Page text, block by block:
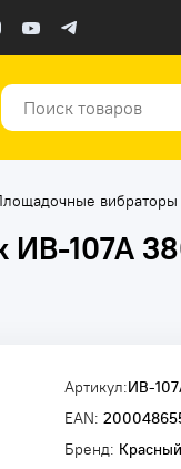
вибраторы
ИВ-107А
Артикул:ИВ-
EAN:
Бренд: